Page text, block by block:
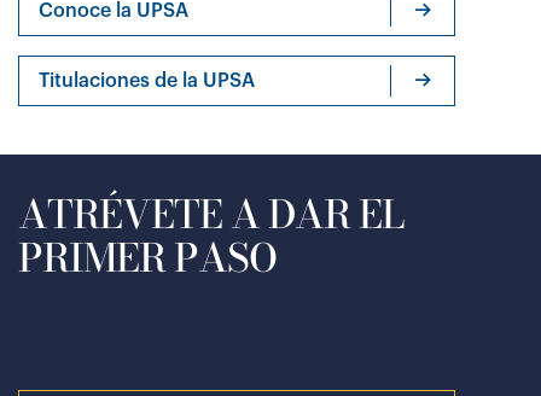
Conoce la UPSA
Titulaciones de la UPSA
ATRÉVETE A DAR EL
PRIMER PASO